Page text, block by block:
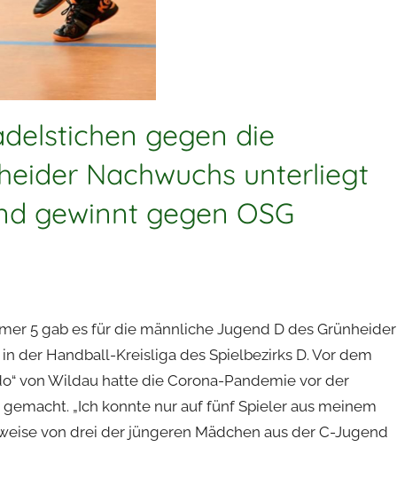
gegen die
Nachwuchs unterliegt
gewinnt gegen OSG
5 gab es für die männliche Jugend D des Grünheider
der Handball-Kreisliga des Spielbezirks D. Vor dem
von Wildau hatte die Corona-Pandemie vor der
„Ich konnte nur auf fünf Spieler aus meinem
von drei der jüngeren Mädchen aus der C-Jugend